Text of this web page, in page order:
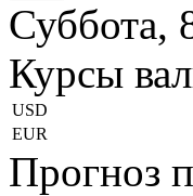
Суббота,
Курсы
USD
EUR
Прогноз